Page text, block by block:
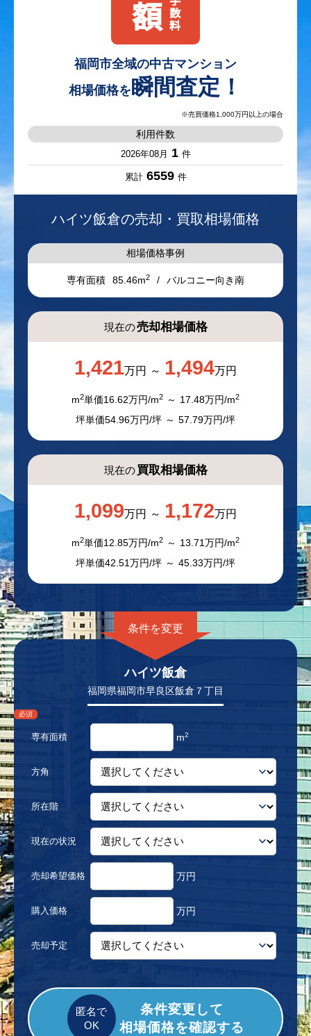
福岡市全域の中古マンション
相場価格を瞬間査定！
利用件数
2026年08月 1 件
累計 6559 件
ハイツ飯倉の売却・買取相場価格
相場価格事例
専有面積 85.46m2 バルコニー向き南
現在の売却相場価格
1,421万円 1,494万円
m2単価16.62万円/m2 17.48万円/m2
坪単価54.96万円/坪 57.79万円/坪
現在の 買取相場価格
1,099万円 1,172万円
m2単価12.85万円/m2 13.71万円/m2
坪単価42.51万円/坪 45.33万円/坪
ハイツ飯倉
福岡県福岡市早良区飯倉７丁目
専有面積
必須
m2
方角
必須
所在階
必須
現在の状況
必須
売却希望価格
必須
万円
購入価格
必須
万円
売却予定
必須
条件変更して
相場価格を確認する